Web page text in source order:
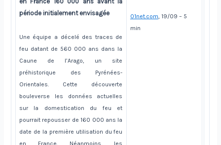
01net.com , 19/09 – 5
min
période initialement envisagée
Une équipe a décelé des traces de
feu datant de 560 000 ans dans la
Caune de l’Arago, un site
préhistorique des Pyrénées-
Orientales. Cette découverte
bouleverse les données actuelles
sur la domestication du feu et
pourrait repousser de 160 000 ans la
date de la première utilisation du feu
en France. Néanmoins, les